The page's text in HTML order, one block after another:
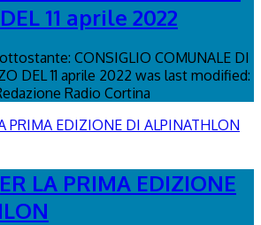
11 aprile 2022
CONSIGLIO COMUNALE DI
DEL 11 aprile 2022 was last modified:
Radio Cortina
LA PRIMA EDIZIONE